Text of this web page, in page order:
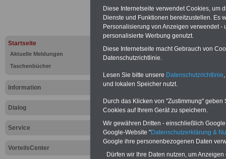
Startseite
Aktuelle Meldungen
Taschenbücher
Information
Dialog
Service
VorteilsCenter
PDF-SERVICE:Zehn
Beamte zum Komplettpreis von 15
geeignet. Sie können Sie zehn
und ausdrucken:
Wissenswertes
Beihilfe sowieNebentätigkeitsrecht
öffentlichen Dienst>>>mehr
ACHTUNG Nachzahlung für alle
Teilweise 5-stellige Nachzahlungen
Post, Telekom und Postbank)
Hier die
abschließen!
Diese Internetseite verwendet Cookies, um
Dienste und Funktionen bereitzustellen. Es
Personalisierung von Anzeigen verwendet
personalisierte Werbung genutzt.
Diese Internetseite macht Gebrauch von
Datenschutzrichtlinie.
Lesen Sie bitte unsere Datenschutzrichtlinie
und lokalen Speicher nutzt.
Durch das Klicken von "Zustimmung"
Cookies auf Ihrem Gerät zu speichern.
Wir gewähren Dritten - einschließlich
Google-Website "Datenschutzerklärung &
Google ihre personenbezogenen Daten
Dürfen wir Ihre Daten nutzen, um